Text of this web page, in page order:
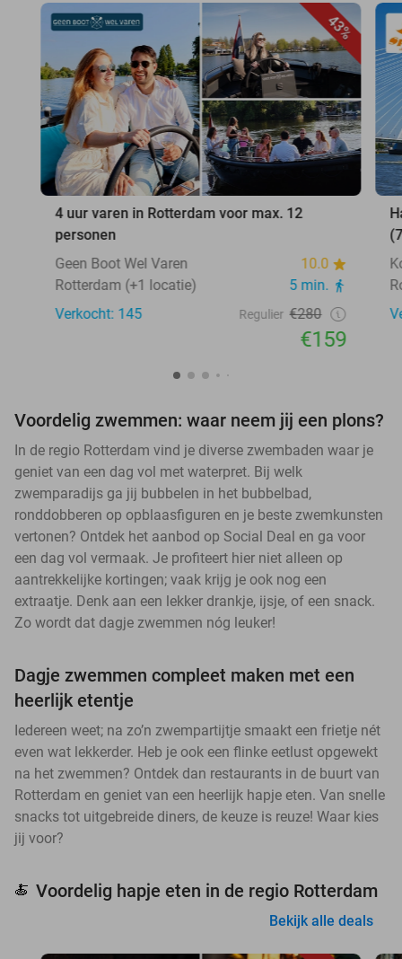
43%
4 uur varen in Rotterdam voor max. 12
personen
Geen Boot Wel Varen
10.0
Rotterdam (+1 locatie)
5 min.
Verkocht: 145
Regulier €280
€159
Voordelig zwemmen: waar neem jij een plons?
In de regio Rotterdam vind je diverse zwembaden waar je
geniet van een dag vol met waterpret. Bij welk
zwemparadijs ga jij bubbelen in het bubbelbad,
ronddobberen op opblaasfiguren en je beste zwemkunsten
vertonen? Ontdek het aanbod op Social Deal en ga voor
een dag vol vermaak. Je profiteert hier niet alleen op
aantrekkelijke kortingen; vaak krijg je ook nog een
extraatje. Denk aan een lekker drankje, ijsje, of een snack.
Zo wordt dat dagje zwemmen nóg leuker!
Dagje zwemmen compleet maken met een
heerlijk etentje
Iedereen weet; na zo’n zwempartijtje smaakt een frietje nét
even wat lekkerder. Heb je ook een flinke eetlust opgewekt
na het zwemmen? Ontdek dan restaurants in de buurt van
Rotterdam en geniet van een heerlijk hapje eten. Van snelle
snacks tot uitgebreide diners, de keuze is reuze! Waar kies
jij voor?
🍝 Voordelig hapje eten in de regio Rotterdam
Bekijk alle deals